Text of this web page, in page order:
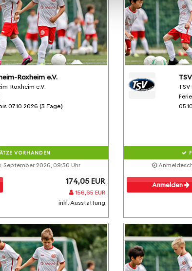
Roxheim e.V.
Roxheim e.V.
07.10.2026 (3 Tage)
VORHANDEN
September 2026, 09:30 Uhr
174,05 EUR
156,65 EUR
inkl. Ausstattung
Anmelden